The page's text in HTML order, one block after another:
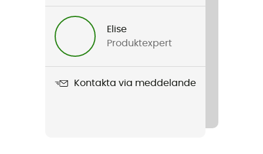
Produktnamn
Elise
Produktexpert
Kontakta via meddelande